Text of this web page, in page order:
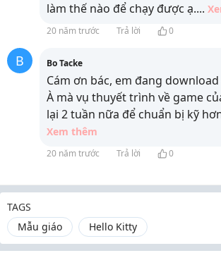
làm thế nào để chạy được ạ....
20 năm trước Trả lời 0
B Bo Tacke
Cám ơn bác, em đang download
À mà vụ thuyết trình về game
lại 2 tuần nữa để chuẩn bị kỹ
Xem thêm
20 năm trước Trả lời 0
TAGS
Mẫu giáo
Hello Kitty